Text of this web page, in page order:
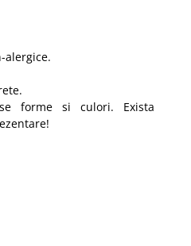
alergice.
forme si culori. Exista